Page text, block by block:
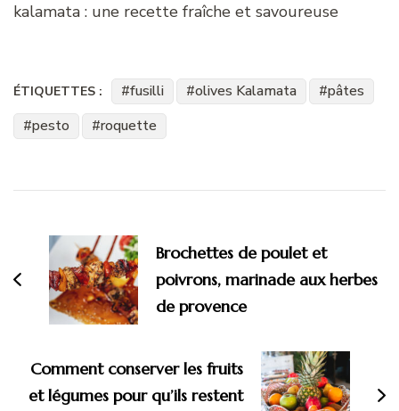
kalamata : une recette fraîche et savoureuse
ÉTIQUETTES : fusilli olives Kalamata
pâtes
pesto
roquette
d'article
Brochettes de poulet et
poivrons, marinade aux herbes
de provence
Comment conserver les fruits
et légumes pour qu’ils restent